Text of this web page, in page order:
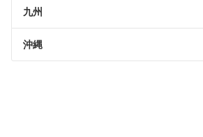
九州
沖縄